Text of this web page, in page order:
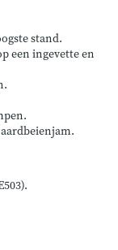
stand.
een ingevette en